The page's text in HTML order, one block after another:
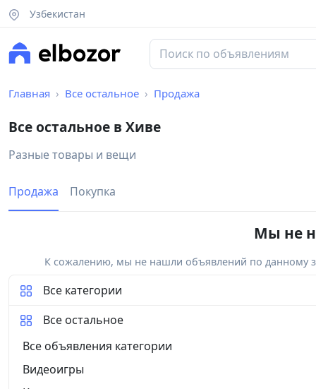
Узбекистан
Главная Все остальное Продажа
Все остальное в Хиве
Разные товары и вещи
Продажа Покупка
Мы не
К сожалению, мы не нашли объявлений по данному
Все категории
Все остальное
Все объявления категории
Видеоигры